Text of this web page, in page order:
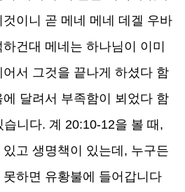
이니 곧 메네 메네 데겔 우바
건대 메네는 하나님이 이미
서 그것을 끝나게 하셨다 함
달려서 부족함이 뵈었다 함
습니다. 계 20:10-12을 볼 때,
고 생명책이 있는데, 누구든
하면 유황불에 들어갑니다